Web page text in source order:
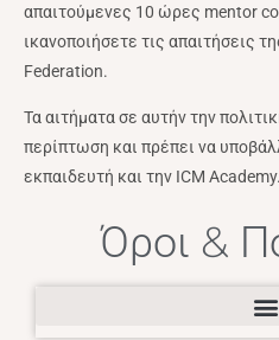
απαιτούμενες 10 ώρες mentor
ικανοποιήσετε τις απαιτήσεις
Federation.
Τα αιτήματα σε αυτήν την
περίπτωση και πρέπει να
εκπαιδευτή και την ICM Academy.
Όροι &